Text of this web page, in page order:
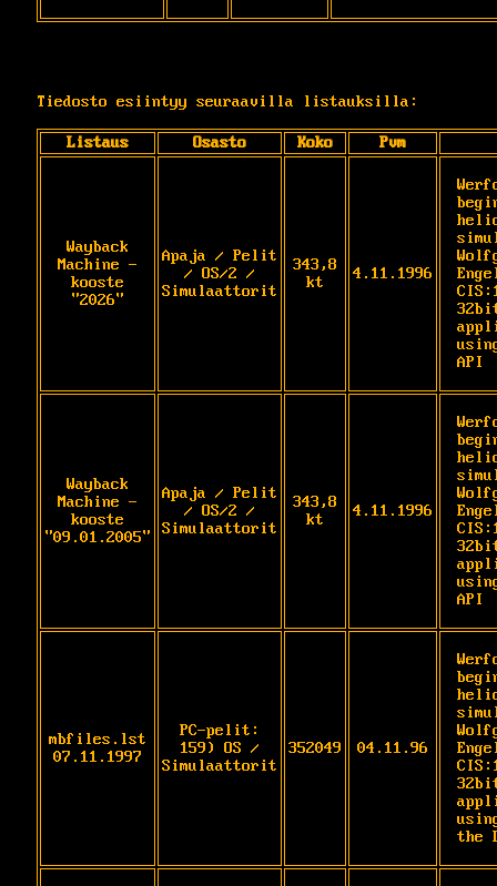
Tiedosto esiintyy seuraavilla listauksilla:
Listaus Osasto Koko Pvm
Wayback
Machine -
kooste
"2026"
Apaja / Pelit
/ OS/2 /
Simulaattorit
343,8
kt
4.11.1996
API
Wayback
Machine -
kooste
"09.01.2005"
Apaja / Pelit
/ OS/2 /
Simulaattorit
343,8
kt
4.11.1996
API
mbfiles.lst
07.11.1997
PC-pelit:
159) OS /
Simulaattorit
352049 04.11.96
the